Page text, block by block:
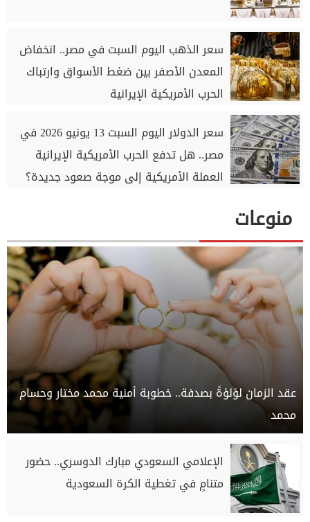
سعر الذهب اليوم السبت في مصر.. انخفاض
المعدن الأصفر بين ضغط الأسواق وارتباك
الحرب الأمريكية الإيرانية
سعر الدولار اليوم السبت 13 يونيو 2026 في
مصر.. هل تدفع الحرب الأمريكية الإيرانية
العملة الأمريكية إلى موجة صعود جديدة؟
منوعات
عقد الزمان لؤلؤةً بصدفة.. خطوبة أمنية محمد مختار وحسام
محمد
الإعلامي السعودي مبارك الدوسري.. حضور
متنامٍ في تغطية الكرة السعودية